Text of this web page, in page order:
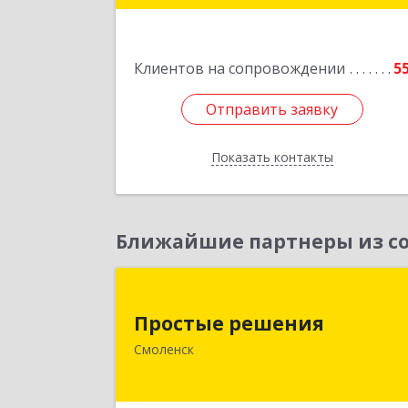
Клиентов на сопровождении
Отправить заявку
Показать контакты
Отправить заявку
Назад
Ближайшие партнеры из
Простые решения
Смоленск
214015, Смоленская обл, Смоленск г,
Большая Краснофлотская ул, дом №